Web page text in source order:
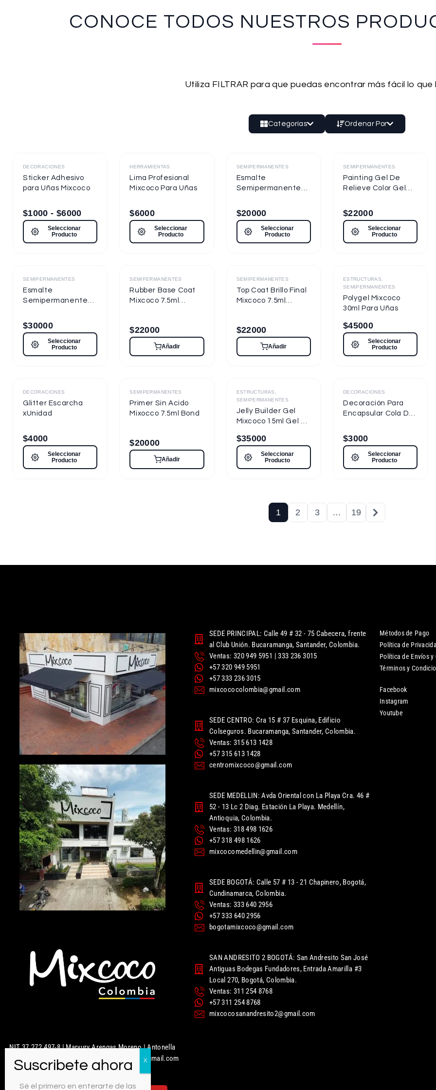
CONOCE TODOS NUESTROS
Utiliza FILTRAR para que puedas encontrar más fácil lo que
Categorías Ordenar Por
Destacado
DECORACIONES
Sticker Adhesivo
para Uñas Mixcoco
$1000 - $6000
Seleccionar
Producto
Destacado
HERRAMIENTAS
Lima Profesional
Mixcoco Para Uñas
$6000
Seleccionar
Producto
Destacado
SEMIPERMANENTES
Esmalte
Semipermanente
Semitraslúcido
7.5ml Nueva
Presentación
$20000
Seleccionar
Producto
Destacado
SEMIPERMANENTES
Painting Gel De
Relieve Color Gel
$22000
Seleccionar
Producto
Destacado
SEMIPERMANENTES
Esmalte
Semipermanente
Semitraslúcido 15ml
para Uñas
$30000
Seleccionar
Producto
Destacado
SEMIPERMANENTES
Rubber Base Coat
Mixcoco 7.5ml
$22000
Añadir
Destacado
SEMIPERMANENTES
Top Coat Brillo Final
Mixcoco 7.5ml
$22000
Añadir
Destacado
ESTRUCTURAS,
SEMIPERMANENTES
Polygel Mixcoco
30ml Para Uñas
$45000
Seleccionar
Producto
Destacado
DECORACIONES
Glitter Escarcha
xUnidad
$4000
Seleccionar
Producto
Destacado
SEMIPERMANENTES
Primer Sin Acido
Mixocco 7.5ml Bond
$20000
Añadir
ESTRUCTURAS,
SEMIPERMANENTES
Jelly Builder Gel
Mixcoco 15ml Gel de
$35000
Seleccionar
Producto
DECORACIONES
Decoración Para
Encapsular Cola De
$3000
Seleccionar
Producto
1 2 3 … 19
NIT 37.272.497-8 | Maryury Arengas Moreno | Antonella
Nails | Mixcoco Colombia | mixcococolombia@gmail.com
| 320 949 5951
SEDE PRINCIPAL: Calle 49 # 32 - 75 Cabecera, frente
al Club Unión. Bucaramanga, Santander, Colombia.
Ventas: 320 949 5951 | 333 236 3015
+57 320 949 5951
+57 333 236 3015
mixcococolombia@gmail.com
SEDE CENTRO: Cra 15 # 37 Esquina, Edificio
Colseguros. Bucaramanga, Santander, Colombia.
Ventas: 315 613 1428
+57 315 613 1428
centromixcoco@gmail.com
SEDE MEDELLIN: Avda Oriental con La Playa Cra. 46 #
52 - 13 Lc 2 Diag. Estación La Playa. Medellín,
Antioquia, Colombia.
Ventas: 318 498 1626
+57 318 498 1626
mixcocomedellin@gmail.com
SEDE BOGOTÁ: Calle 57 # 13 - 21 Chapinero, Bogotá,
Cundinamarca, Colombia.
Ventas: 333 640 2956
+57 333 640 2956
bogotamixcoco@gmail.com
SAN ANDRESITO 2 BOGOTÁ: San Andresito San José
Antiguas Bodegas Fundadores, Entrada Amarilla #3
Local 270, Bogotá, Colombia.
Ventas: 311 254 8768
+57 311 254 8768
mixcocosanandresito2@gmail.com
Métodos de Pago
Política de
Política de Envíos y
Términos y
Facebook
Instagram
Youtube
Sé el primero en enterarte de las